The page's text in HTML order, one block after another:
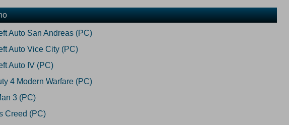
Auto San Andreas (PC)
Auto Vice City (PC)
Auto IV (PC)
4 Modern Warfare (PC)
3 (PC)
Creed (PC)